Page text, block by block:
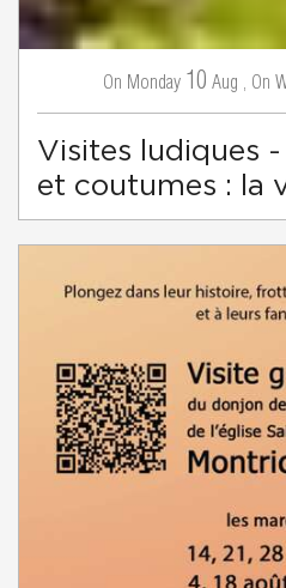
On Monday 10 Aug , On
Visites ludiques
et coutumes : la